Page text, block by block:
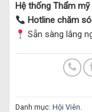
Hệ thống Thẩm
Hotline chăm
Sẵn sàng lắng
Danh mục: Hội Viên